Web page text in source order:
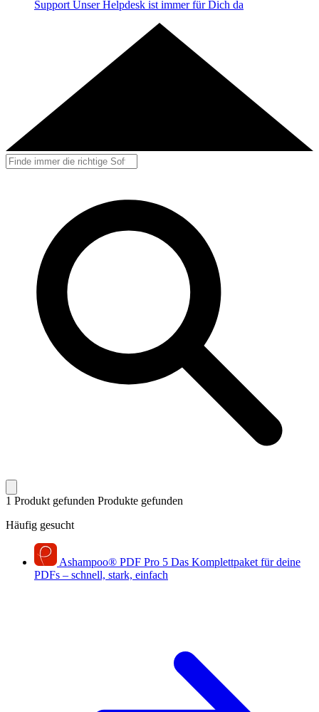
Support Unser Helpdesk ist immer für Dich da
1 Produkt gefunden Produkte gefunden
Häufig gesucht
Ashampoo® PDF Pro 5 Das Komplettpaket für deine
PDFs – schnell, stark, einfach